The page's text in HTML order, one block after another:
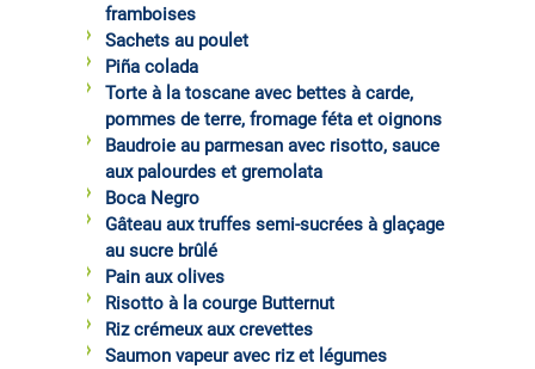
framboises
Sachets au poulet
Piña colada
Torte à la toscane avec bettes à carde,
pommes de terre, fromage féta et oignons
Baudroie au parmesan avec risotto, sauce
aux palourdes et gremolata
Boca Negro
Gâteau aux truffes semi-sucrées à glaçage
au sucre brûlé
Pain aux olives
Risotto à la courge Butternut
Riz crémeux aux crevettes
Saumon vapeur avec riz et légumes